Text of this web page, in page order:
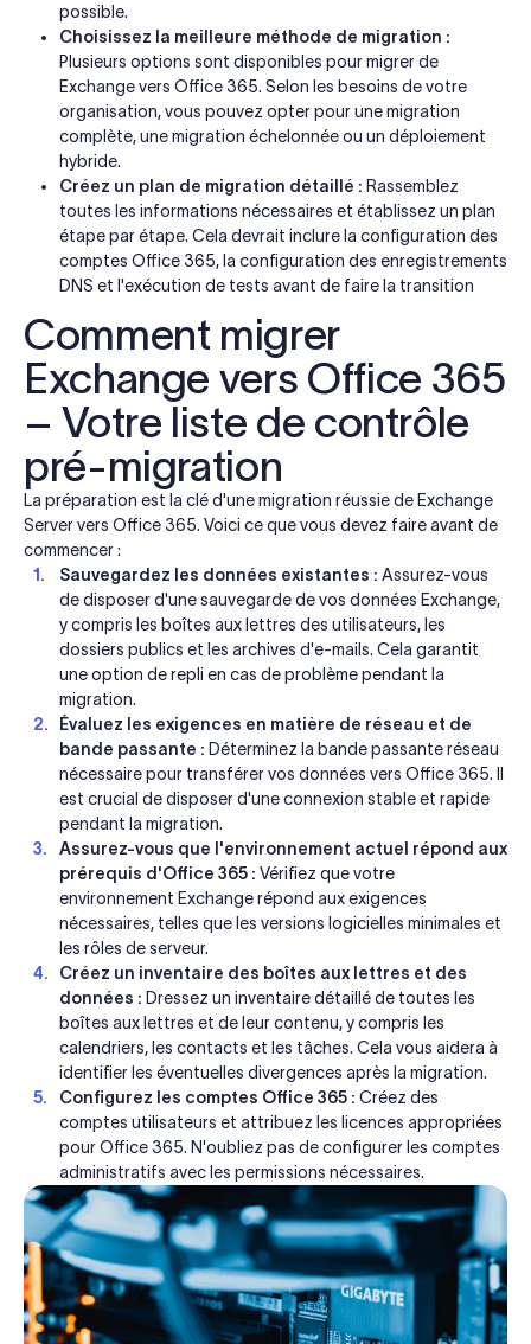
possible.
Choisissez la meilleure méthode de migration :
Plusieurs options sont disponibles pour migrer de
Exchange vers Office 365. Selon les besoins de votre
organisation, vous pouvez opter pour une migration
complète, une migration échelonnée ou un déploiement
hybride.
Créez un plan de migration détaillé : Rassemblez
toutes les informations nécessaires et établissez un plan
étape par étape. Cela devrait inclure la configuration des
comptes Office 365, la configuration des enregistrements
DNS et l'exécution de tests avant de faire la transition
Comment migrer
Exchange vers Office 365
– Votre liste de contrôle
pré-migration
La préparation est la clé d'une migration réussie de Exchange
Server vers Office 365. Voici ce que vous devez faire avant de
commencer :
Sauvegardez les données existantes : Assurez-vous
de disposer d'une sauvegarde de vos données Exchange,
y compris les boîtes aux lettres des utilisateurs, les
dossiers publics et les archives d'e-mails. Cela garantit
une option de repli en cas de problème pendant la
migration.
Évaluez les exigences en matière de réseau et de
bande passante : Déterminez la bande passante réseau
nécessaire pour transférer vos données vers Office 365. Il
est crucial de disposer d'une connexion stable et rapide
pendant la migration.
Assurez-vous que l'environnement actuel répond aux
prérequis d'Office 365 : Vérifiez que votre
environnement Exchange répond aux exigences
nécessaires, telles que les versions logicielles minimales et
les rôles de serveur.
Créez un inventaire des boîtes aux lettres et des
données : Dressez un inventaire détaillé de toutes les
boîtes aux lettres et de leur contenu, y compris les
calendriers, les contacts et les tâches. Cela vous aidera à
identifier les éventuelles divergences après la migration.
Configurez les comptes Office 365 : Créez des
comptes utilisateurs et attribuez les licences appropriées
pour Office 365. N'oubliez pas de configurer les comptes
administratifs avec les permissions nécessaires.